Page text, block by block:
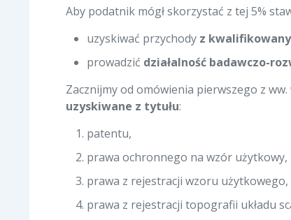
Aby podatnik mógł skorzystać z tej 5%
uzyskiwać przychody z
prowadzić działalność badawczo-
Zacznijmy od omówienia pierwszego z
uzyskiwane z tytułu:
patentu,
prawa ochronnego na wzór użytkowy,
prawa z rejestracji wzoru użytkowego,
prawa z rejestracji topografii układu